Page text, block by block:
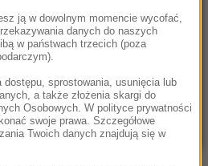
ją w dowolnym momencie wycofać,
danych do naszych
w państwach trzecich (poza
dostępu, sprostowania, usunięcia lub
a także złożenia skargi do
Osobowych. W polityce prywatności
swoje prawa. Szczegółowe
Twoich danych znajdują się w